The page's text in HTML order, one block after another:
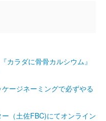
カラダに骨骨カルシウム』
ージネーミングで必ずやる
（土佐FBC)にてオンライン